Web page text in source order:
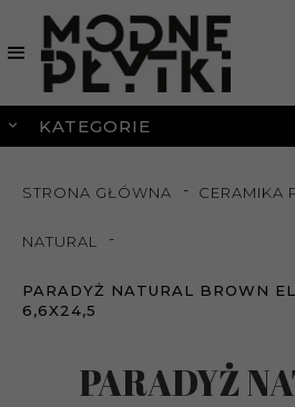
KATEGORIE
STRONA GŁÓWNA CERAMIKA
NATURAL
PARADYŻ NATURAL BROWN
6,6X24,5
PARADYŻ